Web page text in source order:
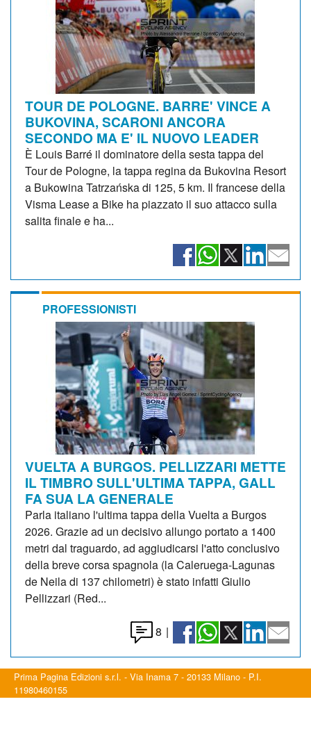
TOUR DE POLOGNE. BARRE' VINCE A
BUKOVINA, SCARONI ANCORA
SECONDO MA E' IL NUOVO LEADER
È Louis Barré il dominatore della sesta tappa del
Tour de Pologne, la tappa regina da Bukovina Resort
a Bukowina Tatrzańska di 125, 5 km. Il francese della
Visma Lease a Bike ha piazzato il suo attacco sulla
salita finale e ha...
PROFESSIONISTI
VUELTA A BURGOS. PELLIZZARI METTE
IL TIMBRO SULL'ULTIMA TAPPA, GALL
FA SUA LA GENERALE
Parla italiano l'ultima tappa della Vuelta a Burgos
2026. Grazie ad un decisivo allungo portato a 1400
metri dal traguardo, ad aggiudicarsi l'atto conclusivo
della breve corsa spagnola (la Caleruega-Lagunas
de Neila di 137 chilometri) è stato infatti Giulio
Pellizzari (Red...
8 |
Prima Pagina Edizioni s.r.l. - Via Inama 7 - 20133 Milano - P.I.
11980460155